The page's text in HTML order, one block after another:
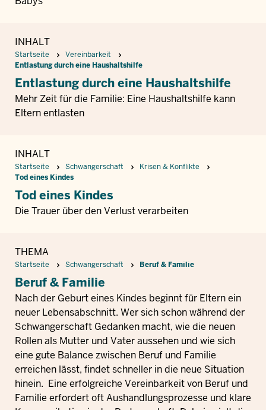
INHALT
Startseite
Vereinbarkeit
Entlastung durch eine Haushaltshilfe
Entlastung durch eine Haushaltshilfe
Mehr Zeit für die Familie: Eine Haushaltshilfe kann
Eltern entlasten
INHALT
Startseite Schwangerschaft
Krisen & Konflikte
Tod eines Kindes
Tod eines Kindes
Die Trauer über den Verlust verarbeiten
THEMA
Startseite Schwangerschaft Beruf & Familie
Beruf & Familie
Nach der Geburt eines Kindes beginnt für Eltern ein
neuer Lebensabschnitt. Wer sich schon während der
Schwangerschaft Gedanken macht, wie die neuen
Rollen als Mutter und Vater aussehen und wie sich
eine gute Balance zwischen Beruf und Familie
erreichen lässt, findet schneller in die neue Situation
hinein. Eine erfolgreiche Vereinbarkeit von Beruf und
Familie erfordert oft Aushandlungsprozesse und klare